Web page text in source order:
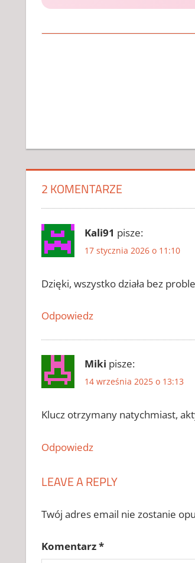
CRACK DO
FOOTBALL
2024 2026
CRACK DO
2024
CRACK DO
MANAGER
ZAPYTAJ
KLUCZ DO
2024
FOOTBALL
KLUCZ DO
MANAGER
2 KOMENTARZE
Kali91 pisze:
17 stycznia 2026 o 11:10
Dzięki, wszystko działa bez
Odpowiedz
Miki pisze:
14 września 2025 o 13:13
Klucz otrzymany natychmiast,
Odpowiedz
LEAVE A REPLY
Twój adres email nie zostanie
Komentarz*